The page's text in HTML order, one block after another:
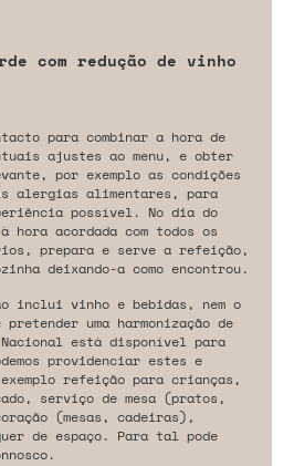
com redução de vinho
para combinar a hora de
ajustes ao menu, e obter
por exemplo as condições
alergias alimentares, para
possível. No dia do
hora acordada com todos os
prepara e serve a refeição,
deixando-a como encontrou.
inclui vinho e bebidas, nem o
uma harmonização de
está disponível para
providenciar estes e
refeição para crianças,
serviço de mesa (pratos,
(mesas, cadeiras),
de espaço. Para tal pode